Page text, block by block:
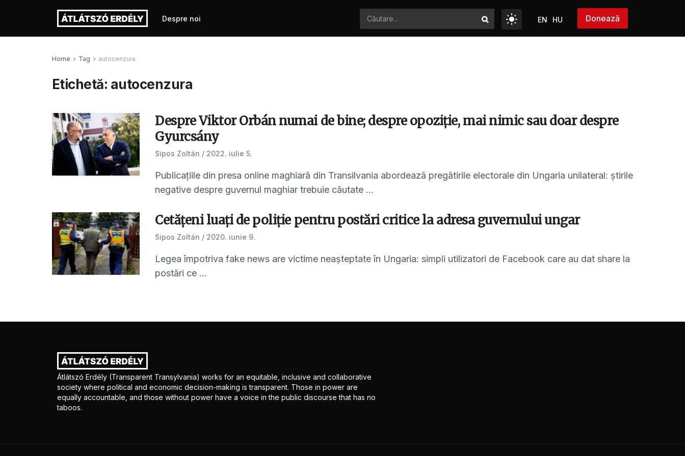
Despre noi EN HU Donează
Home Tag autocenzura
Etichetă: autocenzura
Despre Viktor Orbán numai de bine; despre opoziție, mai nimic sau doar despre
Gyurcsány
Sipos Zoltán 2022. iulie 5.
Publicațiile din presa online maghiară din Transilvania abordează pregătirile electorale din Ungaria unilateral: știrile
negative despre guvernul maghiar trebuie căutate ...
Cetăţeni luaţi de poliţie pentru postări critice la adresa guvernului ungar
Sipos Zoltán 2020. iunie 9.
Legea împotriva fake news are victime neaşteptate în Ungaria: simpli utilizatori de Facebook care au dat share la
postări ce ...
Átlátszó Erdély (Transparent Transylvania) works for an equitable, inclusive and collaborative
society where political and economic decision-making is transparent. Those in power are
equally accountable, and those without power have a voice in the public discourse that has no
taboos.